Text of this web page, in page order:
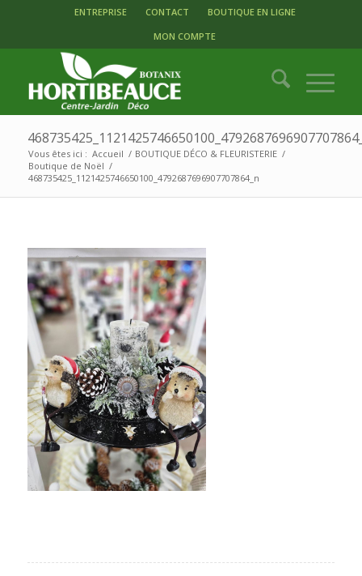
ENTREPRISE CONTACT
BOUTIQUE EN LIGNE
MON COMPTE
Vous êtes ici : Accueil / BOUTIQUE DÉCO & FLEURISTERIE /
Boutique de Noël /
468735425_1121425746650100_4792687696907707864_n